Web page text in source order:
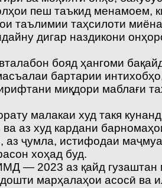
пеш таъкид менамоем,
таълимии таҳсилоти
дигар наздикони
бояд ҳангоми
бартарии
миқдори маблағи
малакаи худ такя
аз худ кардани
ҷумла, истифодаи
хоҳад буд.
— 2023 аз қайд
марҳалаҳои асосӣ ва